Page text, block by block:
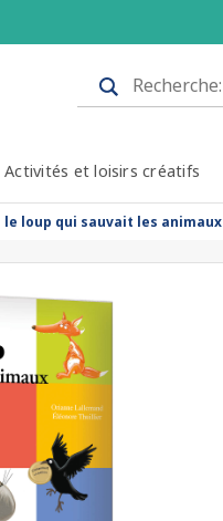
Activités et loisirs créatifs
le loup qui sauvait les animaux